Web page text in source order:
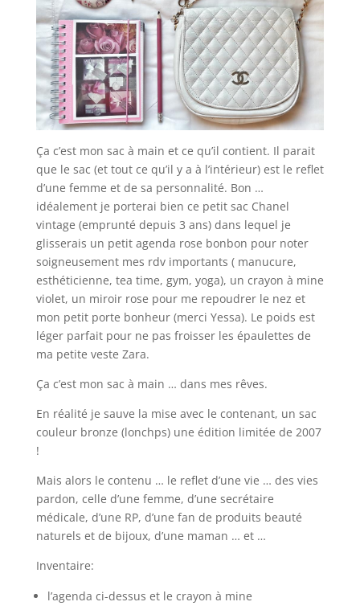
Ça c’est mon sac à main et ce qu’il contient. Il parait
que le sac (et tout ce qu’il y a à l’intérieur) est le reflet
d’une femme et de sa personnalité. Bon …
idéalement je porterai bien ce petit sac Chanel
vintage (emprunté depuis 3 ans) dans lequel je
glisserais un petit agenda rose bonbon pour noter
soigneusement mes rdv importants ( manucure,
esthéticienne, tea time, gym, yoga), un crayon à mine
violet, un miroir rose pour me repoudrer le nez et
mon petit porte bonheur (merci Yessa). Le poids est
léger parfait pour ne pas froisser les épaulettes de
ma petite veste Zara.
Ça c’est mon sac à main … dans mes rêves.
En réalité je sauve la mise avec le contenant, un sac
couleur bronze (lonchps) une édition limitée de 2007
!
Mais alors le contenu … le reflet d’une vie … des vies
pardon, celle d’une femme, d’une secrétaire
médicale, d’une RP, d’une fan de produits beauté
naturels et de bijoux, d’une maman … et …
Inventaire:
l’agenda ci-dessus et le crayon à mine